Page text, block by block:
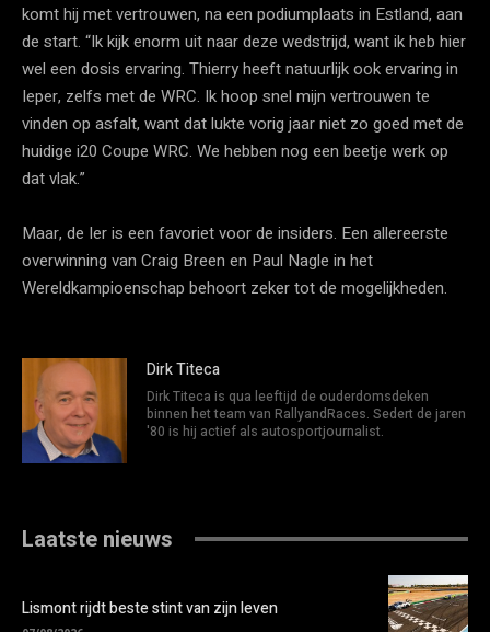
komt hij met vertrouwen, na een podiumplaats in Estland, aan
de start. “Ik kijk enorm uit naar deze wedstrijd, want ik heb hier
wel een dosis ervaring. Thierry heeft natuurlijk ook ervaring in
Ieper, zelfs met de WRC. Ik hoop snel mijn vertrouwen te
vinden op asfalt, want dat lukte vorig jaar niet zo goed met de
huidige i20 Coupe WRC. We hebben nog een beetje werk op
dat vlak.”
Maar, de Ier is een favoriet voor de insiders. Een allereerste
overwinning van Craig Breen en Paul Nagle in het
Wereldkampioenschap behoort zeker tot de mogelijkheden.
Dirk Titeca
Dirk Titeca is qua leeftijd de ouderdomsdeken
binnen het team van RallyandRaces. Sedert de jaren
'80 is hij actief als autosportjournalist.
Laatste nieuws
Lismont rijdt beste stint van zijn leven